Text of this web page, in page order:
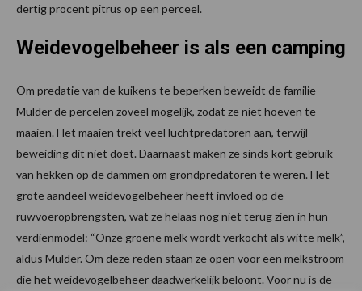
dertig procent pitrus op een perceel.
Weidevogelbeheer is als een camping
Om predatie van de kuikens te beperken beweidt de familie
Mulder de percelen zoveel mogelijk, zodat ze niet hoeven te
maaien. Het maaien trekt veel luchtpredatoren aan, terwijl
beweiding dit niet doet. Daarnaast maken ze sinds kort gebruik
van hekken op de dammen om grondpredatoren te weren. Het
grote aandeel weidevogelbeheer heeft invloed op de
ruwvoeropbrengsten, wat ze helaas nog niet terug zien in hun
verdienmodel: “Onze groene melk wordt verkocht als witte melk”,
aldus Mulder. Om deze reden staan ze open voor een melkstroom
die het weidevogelbeheer daadwerkelijk beloont. Voor nu is de